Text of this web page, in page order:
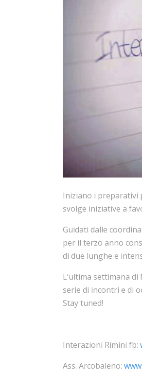
Iniziano i preparativi
svolge iniziative a
Guidati dalle
per il terzo anno
di due lunghe e
L’ultima settimana
serie di incontri e di
Stay tuned!
Interazioni Rimini fb:
Ass. Arcobaleno: